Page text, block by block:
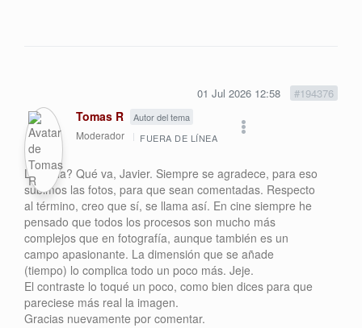
01 Jul 2026 12:58 #194376
Tomas R Autor del tema
Moderador FUERA DE LÍNEA
Licencia? Qué va, Javier. Siempre se agradece, para eso
subimos las fotos, para que sean comentadas. Respecto
al término, creo que sí, se llama así. En cine siempre he
pensado que todos los procesos son mucho más
complejos que en fotografía, aunque también es un
campo apasionante. La dimensión que se añade
(tiempo) lo complica todo un poco más. Jeje.
El contraste lo toqué un poco, como bien dices para que
pareciese más real la imagen.
Gracias nuevamente por comentar.